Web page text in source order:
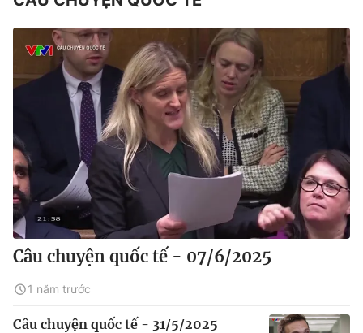
Câu chuyện quốc tế - 07/6/2025
1 năm trước
Câu chuyện quốc tế - 31/5/2025